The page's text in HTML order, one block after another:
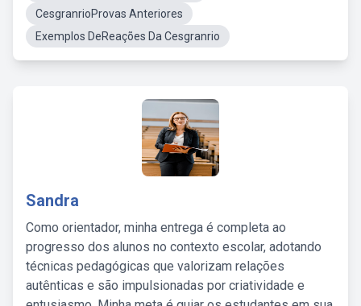
CesgranrioProvas Anteriores
Exemplos DeReações Da Cesgranrio
Sandra
Como orientador, minha entrega é completa ao
progresso dos alunos no contexto escolar, adotando
técnicas pedagógicas que valorizam relações
autênticas e são impulsionadas por criatividade e